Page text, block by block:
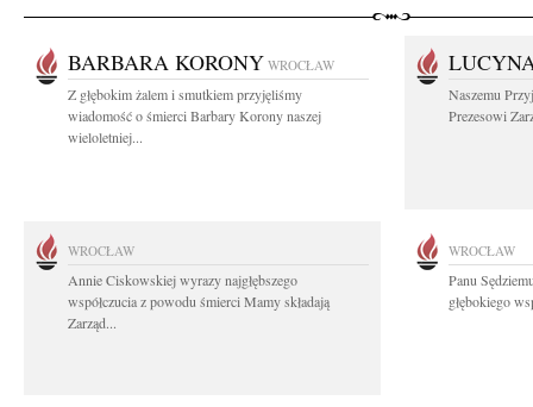
BARBARA KORONY WROCŁAW
Z głębokim żalem i smutkiem przyjęliśmy
wiadomość o śmierci Barbary Korony naszej
wieloletniej...
Naszemu
Prezesowi
WROCŁAW
Annie Ciskowskiej wyrazy najgłębszego
współczucia z powodu śmierci Mamy składają
Zarząd...
WROCŁAW
Panu
głębokiego